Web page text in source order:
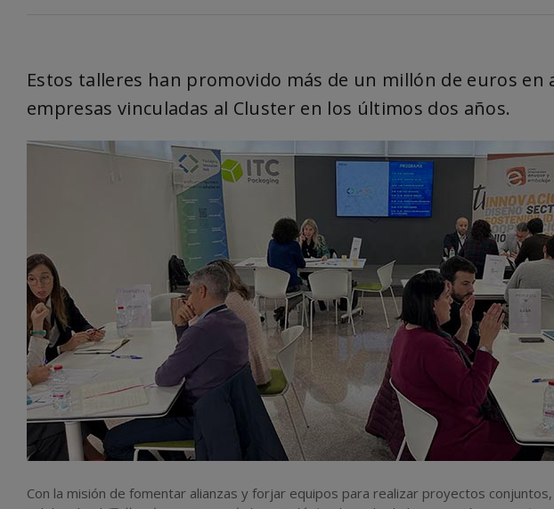
Estos talleres han promovido más de un millón de euros en
empresas vinculadas al Cluster en los últimos dos años.
Con la misión de fomentar alianzas y forjar equipos para realizar proyectos